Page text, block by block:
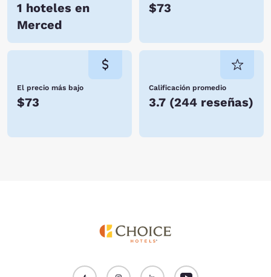
1 hoteles en
Merced
$73
El precio más bajo
$73
Calificación promedio
3.7 (244 reseñas)